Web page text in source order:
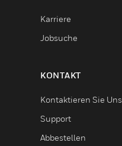
Karriere
Jobsuche
KONTAKT
Kontaktieren Sie Uns
Support
Abbestellen